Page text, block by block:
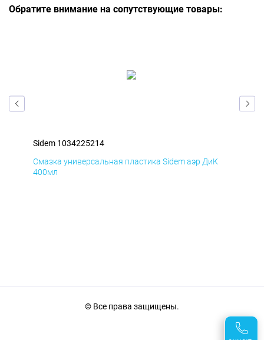
Обратите внимание на сопутствующие товары:
Sidem 1034225214
Смазка универсальная пластика Sidem аэр ДиК
400мл
© Все права защищены.